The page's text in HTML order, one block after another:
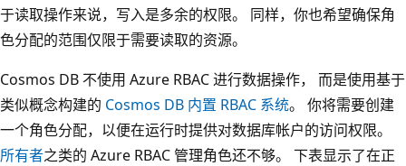
于读取操作来说，写入是多余的权限。 同样，你也希望确保角
色分配的范围仅限于需要读取的资源。
Cosmos DB 不使用 Azure RBAC 进行数据操作， 而是使用基于
类似概念构建的 Cosmos DB 内置 RBAC 系统。 你将需要创建
一个角色分配，以便在运行时提供对数据库帐户的访问权限。
所有者之类的 Azure RBAC 管理角色还不够。 下表显示了在正